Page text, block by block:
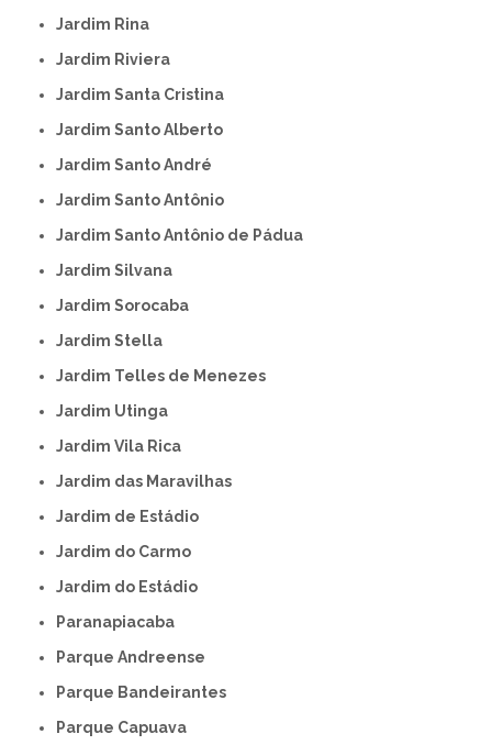
Jardim Rina
Jardim Riviera
Jardim Santa Cristina
Jardim Santo Alberto
Jardim Santo André
Jardim Santo Antônio
Jardim Santo Antônio de Pádua
Jardim Silvana
Jardim Sorocaba
Jardim Stella
Jardim Telles de Menezes
Jardim Utinga
Jardim Vila Rica
Jardim das Maravilhas
Jardim de Estádio
Jardim do Carmo
Jardim do Estádio
Paranapiacaba
Parque Andreense
Parque Bandeirantes
Parque Capuava